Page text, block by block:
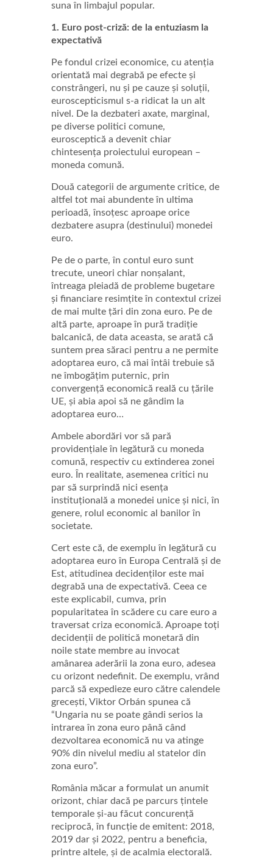
suna în limbajul popular.
1. Euro post-criză: de la entuziasm la
expectativă
Pe fondul crizei economice, cu atenția
orientată mai degrabă pe efecte și
constrângeri, nu și pe cauze și soluții,
euroscepticismul s-a ridicat la un alt
nivel. De la dezbateri axate, marginal,
pe diverse politici comune,
eurosceptică a devenit chiar
chintesența proiectului european –
moneda comună.
Două categorii de argumente critice, de
altfel tot mai abundente în ultima
perioadă, însoțesc aproape orice
dezbatere asupra (destinului) monedei
euro.
Pe de o parte, în contul euro sunt
trecute, uneori chiar nonșalant,
întreaga pleiadă de probleme bugetare
și financiare resimțite în contextul crizei
de mai multe țări din zona euro. Pe de
altă parte, aproape în pură tradiție
balcanică, de data aceasta, se arată că
suntem prea săraci pentru a ne permite
adoptarea euro, că mai întâi trebuie să
ne îmbogățim puternic, prin
convergență economică reală cu țările
UE, și abia apoi să ne gândim la
adoptarea euro…
Ambele abordări vor să pară
providențiale în legătură cu moneda
comună, respectiv cu extinderea zonei
euro. În realitate, asemenea critici nu
par să surprindă nici esența
instituțională a monedei unice și nici, în
genere, rolul economic al banilor în
societate.
Cert este că, de exemplu în legătură cu
adoptarea euro în Europa Centrală și de
Est, atitudinea decidenților este mai
degrabă una de expectativă. Ceea ce
este explicabil, cumva, prin
popularitatea în scădere cu care euro a
traversat criza economică. Aproape toți
decidenții de politică monetară din
noile state membre au invocat
amânarea aderării la zona euro, adesea
cu orizont nedefinit. De exemplu, vrând
parcă să expedieze euro către calendele
grecești, Viktor Orbán spunea că
“Ungaria nu se poate gândi serios la
intrarea în zona euro până când
dezvoltarea economică nu va atinge
90% din nivelul mediu al statelor din
zona euro”.
România măcar a formulat un anumit
orizont, chiar dacă pe parcurs țintele
temporale și-au făcut concurență
reciprocă, în funcție de emitent: 2018,
2019 dar și 2022, pentru a beneficia,
printre altele, și de acalmia electorală.